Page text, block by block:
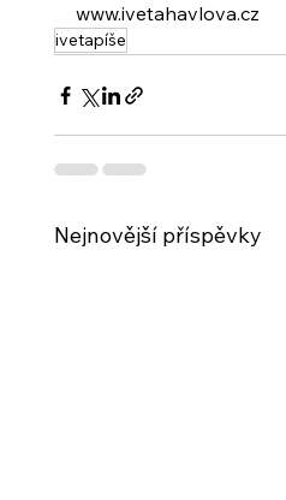
www.ivetahavlova.cz
ivetapíše
Nejnovější příspěvky